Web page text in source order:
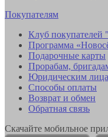
Покупателям
Клуб
Программа
Подарочные карты
Прорабам,
Юридическим
Способы оплаты
Возврат и обмен
Обратная связь
Скачайте мобильное